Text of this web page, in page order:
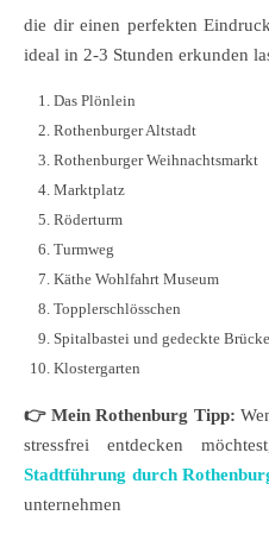
die dir einen perfekten
ideal in 2-3 Stunden erkunden
Das Plönlein
Rothenburger Altstadt
Rothenburger Weihnachtsmarkt
Marktplatz
Röderturm
Turmweg
Käthe Wohlfahrt Museum
Topplerschlösschen
Spitalbastei und gedeckte Brücke
Klostergarten
👉 Mein Rothenburg Tipp:
stressfrei entdecken
Stadtführung durch
unternehmen